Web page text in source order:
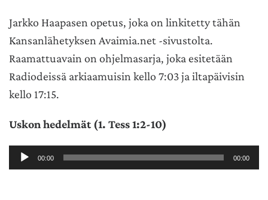
Jarkko Haapasen opetus, joka on linkitetty tähän
Kansanlähetyksen Avaimia.net -sivustolta.
Raamattuavain on ohjelmasarja, joka esitetään
Radiodeissä arkiaamuisin kello 7:03 ja iltapäivisin
kello 17:15.
Uskon hedelmät (1. Tess 1:2-10)
Äänitoistin00:00 00:00